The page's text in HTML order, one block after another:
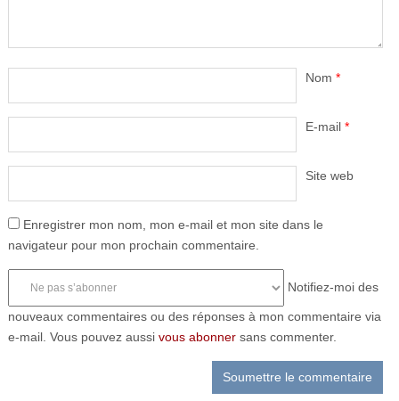
Nom *
E-mail *
Site web
Enregistrer mon nom, mon e-mail et mon site dans le
navigateur pour mon prochain commentaire.
Notifiez-moi des
nouveaux commentaires ou des réponses à mon commentaire via
e-mail. Vous pouvez aussi vous abonnersans commenter.